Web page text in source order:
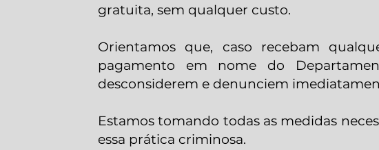
gratuita, sem qualquer custo.
Orientamos que, caso recebam
pagamento em nome do
desconsiderem e denunciem
Estamos tomando todas as medidas
essa prática criminosa.